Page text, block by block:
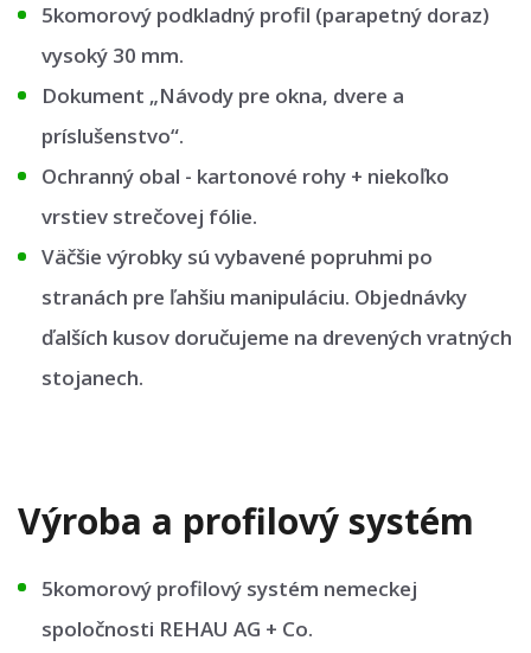
5komorový podkladný profil (parapetný doraz)
vysoký 30 mm.
Dokument „Návody pre okna, dvere a
príslušenstvo“.
Ochranný obal - kartonové rohy + niekoľko
vrstiev strečovej fólie.
Väčšie výrobky sú vybavené popruhmi po
stranách pre ľahšiu manipuláciu. Objednávky
ďalších kusov doručujeme na drevených vratných
stojanech.
Výroba a profilový systém
5komorový profilový systém nemeckej
spoločnosti REHAU AG + Co.